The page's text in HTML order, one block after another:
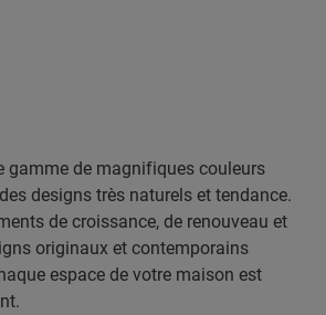
gamme de magnifiques couleurs
designs très naturels et tendance.
de croissance, de renouveau et
originaux et contemporains
espace de votre maison est